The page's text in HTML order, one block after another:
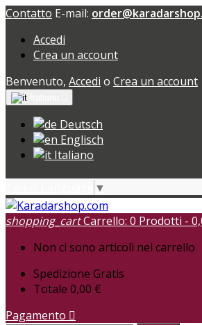
Contatto E-mail:
Accedi
Crea un account
Benvenuto, Accedi o Crea un account
Deutsch
Englisch
Italiano
▼
shopping_cartCarrello: 0 Prodotti -
Non ci sono articoli nel carrello
Spedizione Gratis
Totale 0,00 €
Pagamento 